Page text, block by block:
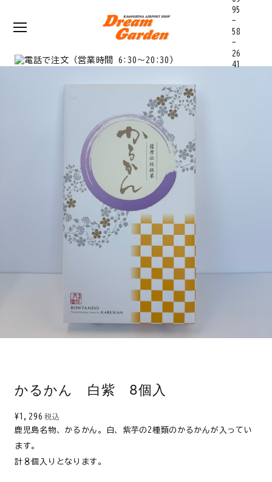
かるかん 白紫 8個入
¥1,296 税込
鹿児島名物、かるかん。白、紫芋の2種類のかるかんが入ってい
ます。
計８個入りとなります。